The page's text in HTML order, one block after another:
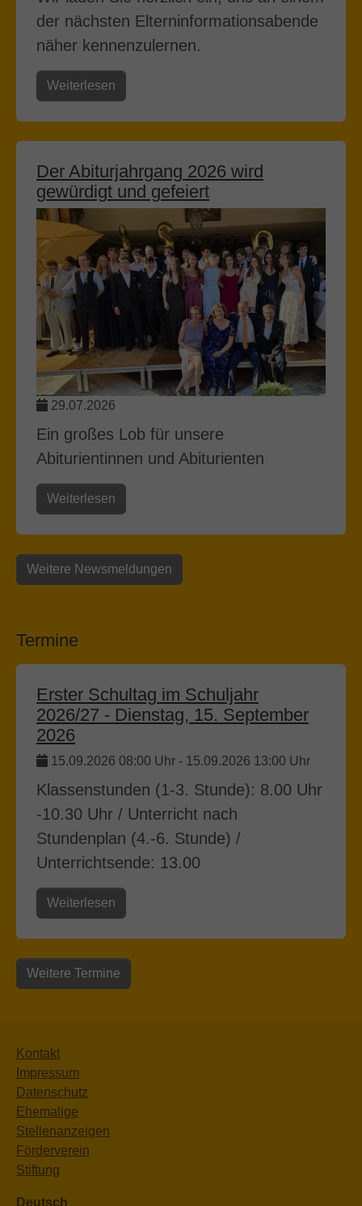
der nächsten Elterninformationsabende
näher kennenzulernen.
Weiterlesen
Der Abiturjahrgang 2026 wird
gewürdigt und gefeiert
29.07.2026
Ein großes Lob für unsere
Abiturientinnen und Abiturienten
Weiterlesen
Weitere Newsmeldungen
Termine
Erster Schultag im Schuljahr
2026/27 - Dienstag, 15. September
2026
15.09.2026 08:00 Uhr - 15.09.2026 13:00 Uhr
Klassenstunden (1-3. Stunde): 8.00 Uhr
-10.30 Uhr / Unterricht nach
Stundenplan (4.-6. Stunde) /
Unterrichtsende: 13.00
Weiterlesen
Weitere Termine
Kontakt
Impressum
Datenschutz
Ehemalige
Stellenanzeigen
Förderverein
Stiftung
Deutsch